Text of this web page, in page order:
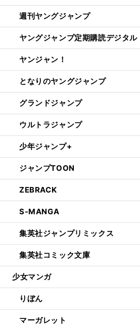
週刊ヤングジャンプ
ヤングジャンプ定期購読デジタル
ヤンジャン！
となりのヤングジャンプ
グランドジャンプ
ウルトラジャンプ
少年ジャンプ+
ジャンプTOON
ZEBRACK
S-MANGA
集英社ジャンプリミックス
集英社コミック文庫
少女マンガ
りぼん
マーガレット